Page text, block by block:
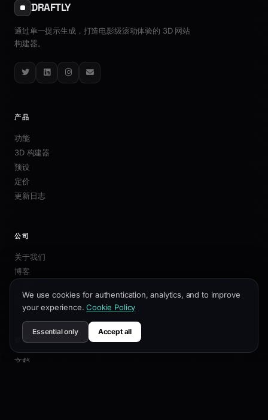
DRAFTLY
通过单一提示生成，打造电影级滚动体验的 3D 网站
构建器。
TwitterLinkedInInstagram
Email
产品
功能
3D 构建器
预设
定价
更新日志
公司
关于我们
博客
联系我们
资源
文档
We use cookies for authentication, analytics, and to improve
your experience. Cookie Policy
Essential only Accept all